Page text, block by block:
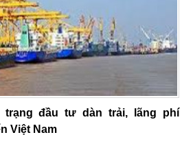
trạng đầu tư dàn trải, lãng phí
Việt Nam